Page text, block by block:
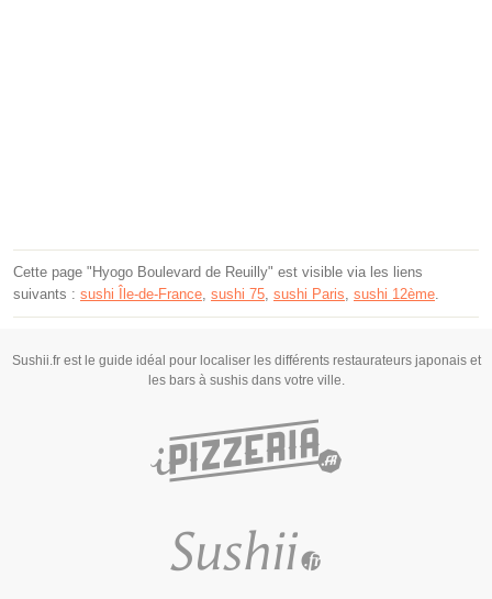
Cette page "Hyogo Boulevard de Reuilly" est visible via les liens
suivants : sushi Île-de-France, sushi 75, sushi Paris, sushi 12ème.
Sushii.fr est le guide idéal pour localiser les différents restaurateurs japonais et
les bars à sushis dans votre ville.